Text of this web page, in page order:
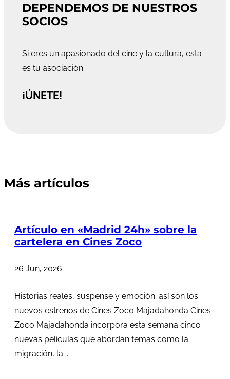
DEPENDEMOS DE NUESTROS
SOCIOS
Si eres un apasionado del cine y la cultura, esta
es tu asociación.
¡ÚNETE!
Más artículos
Artículo en «Madrid 24h» sobre la
cartelera en Cines Zoco
26 Jun, 2026
Historias reales, suspense y emoción: así son los
nuevos estrenos de Cines Zoco Majadahonda Cines
Zoco Majadahonda incorpora esta semana cinco
nuevas películas que abordan temas como la
migración, la ...